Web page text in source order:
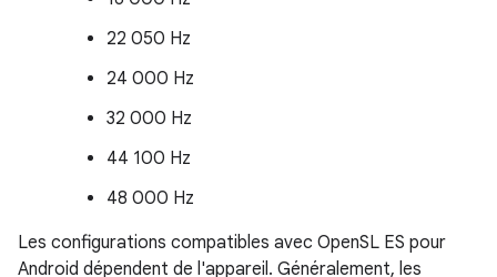
22 050 Hz
24 000 Hz
32 000 Hz
44 100 Hz
48 000 Hz
Les configurations compatibles avec OpenSL ES pour
Android dépendent de l'appareil. Généralement, les